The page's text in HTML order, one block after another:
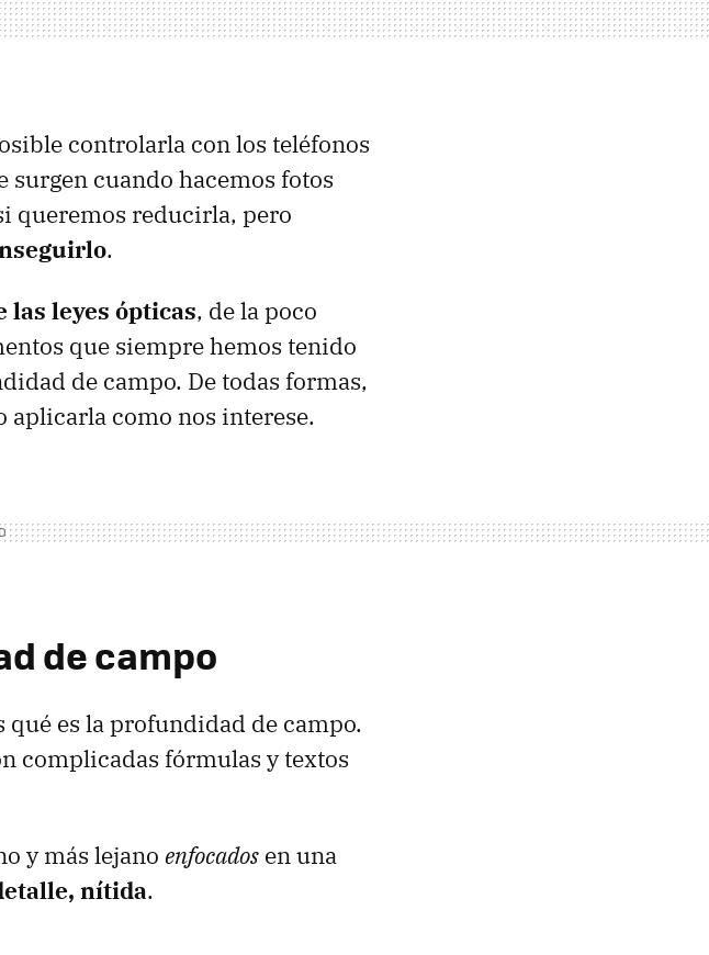
controlarla con los teléfonos
surgen cuando hacemos fotos
queremos reducirla, pero
.
las leyes ópticas, de la poco
que siempre hemos tenido
de campo. De todas formas,
aplicarla como nos interese.
de campo
es la profundidad de campo.
complicadas fórmulas y textos
y más lejano enfocados en una
nítida.